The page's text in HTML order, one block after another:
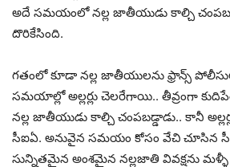
అదే సమయంలో నల్ల జాతీయుడు కాల్చి
దొరికేసింది.
గతంలో కూడా నల్ల జాతీయులను ఫ్రాన్స్
సమయాల్లో అల్లర్లు చెలరేగాయి.. తీవ్రంగా
నల్ల జాతీయుడు కాల్చి చంపబడ్డాడు.. కానీ
సీఐఏ. అనువైన సమయం కోసం వేచి చూసిన
సున్నితమైన అంశమైన నల్లజాతి వివక్షను